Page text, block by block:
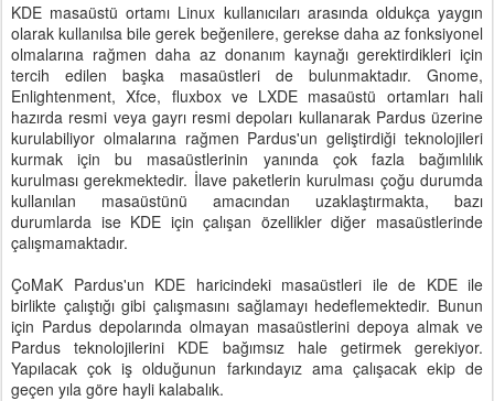
KDE masaüstü ortamı Linux kullanıcıları arasında oldukça yaygın
olarak kullanılsa bile gerek beğenilere, gerekse daha az fonksiyonel
olmalarına rağmen daha az donanım kaynağı gerektirdikleri için
tercih edilen başka masaüstleri de bulunmaktadır. Gnome,
Enlightenment, Xfce, fluxbox ve LXDE masaüstü ortamları hali
hazırda resmi veya gayrı resmi depoları kullanarak Pardus üzerine
kurulabiliyor olmalarına rağmen Pardus'un geliştirdiği teknolojileri
kurmak için bu masaüstlerinin yanında çok fazla bağımlılık
kurulması gerekmektedir. İlave paketlerin kurulması çoğu durumda
kullanılan masaüstünü amacından uzaklaştırmakta, bazı
durumlarda ise KDE için çalışan özellikler diğer masaüstlerinde
çalışmamaktadır.
ÇoMaK Pardus'un KDE haricindeki masaüstleri ile de KDE ile
birlikte çalıştığı gibi çalışmasını sağlamayı hedeflemektedir. Bunun
için Pardus depolarında olmayan masaüstlerini depoya almak ve
Pardus teknolojilerini KDE bağımsız hale getirmek gerekiyor.
Yapılacak çok iş olduğunun farkındayız ama çalışacak ekip de
geçen yıla göre hayli kalabalık.